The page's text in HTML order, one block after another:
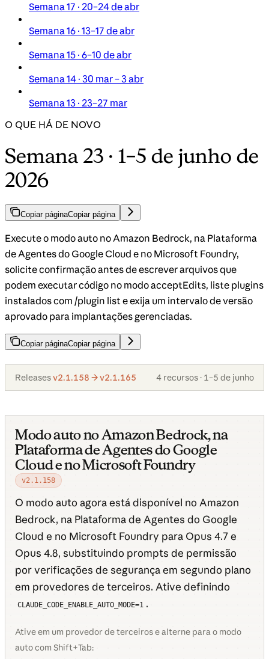
Semana 17 · 20–24 de abr
Semana 16 · 13–17 de abr
Semana 15 · 6–10 de abr
Semana 14 · 30 mar – 3 abr
Semana 13 · 23–27 mar
O QUE HÁ DE NOVO
Semana 23 · 1–5 de junho de
2026
Copiar páginaCopiar página
Execute o modo auto no Amazon Bedrock, na Plataforma
de Agentes do Google Cloud e no Microsoft Foundry,
solicite confirmação antes de escrever arquivos que
podem executar código no modo acceptEdits, liste plugins
instalados com /plugin list e exija um intervalo de versão
aprovado para implantações gerenciadas.
Copiar páginaCopiar página
Releasesv2.1.158 → v2.1.165 4 recursos · 1–5 de junho
Modo auto no Amazon Bedrock, na
Plataforma de Agentes do Google
Cloud e no Microsoft Foundry
v2.1.158
O modo auto agora está disponível no Amazon
Bedrock, na Plataforma de Agentes do Google
Cloud e no Microsoft Foundry para Opus 4.7 e
Opus 4.8, substituindo prompts de permissão
por verificações de segurança em segundo plano
em provedores de terceiros. Ative definindo
CLAUDE_CODE_ENABLE_AUTO_MODE=1 .
Ative em um provedor de terceiros e alterne para o modo
auto com Shift+Tab: